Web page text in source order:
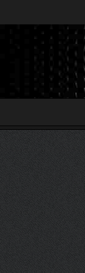
كارتێن خو یێن